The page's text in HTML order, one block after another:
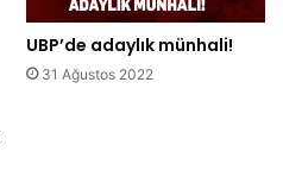
UBP’de adaylık münhali!
31 Ağustos 2022